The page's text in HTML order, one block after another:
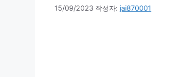
15/09/2023 작성자: jai870001